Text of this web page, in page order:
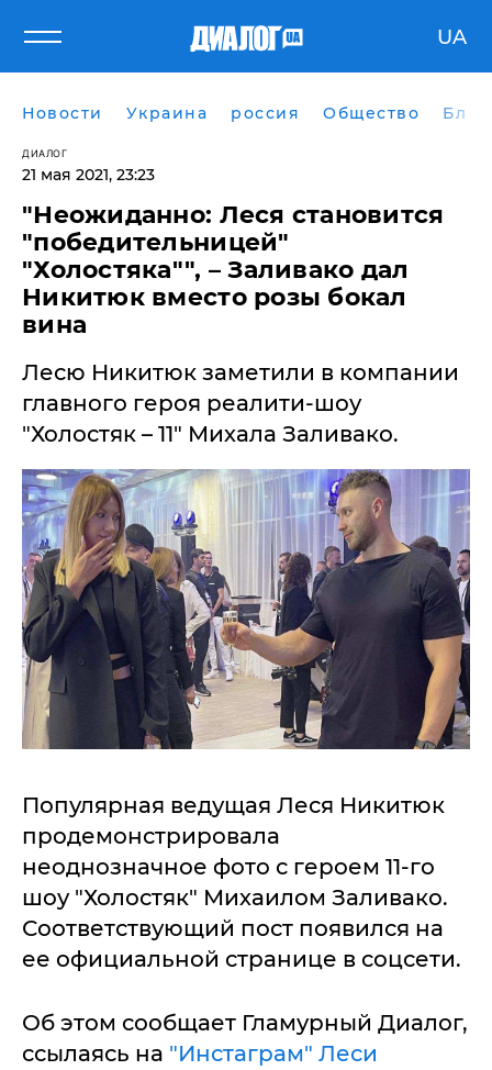
UA
Новости Украина россия Общество
ДИАЛОГ
21 мая 2021, 23:23
"Неожиданно: Леся становится
"победительницей"
"Холостяка"", – Заливако дал
Никитюк вместо розы бокал
вина
Лесю Никитюк заметили в компании
главного героя реалити-шоу
"Холостяк – 11" Михала Заливако.
Популярная ведущая Леся Никитюк
продемонстрировала
неоднозначное фото с героем 11-го
шоу "Холостяк" Михаилом Заливако.
Соответствующий пост появился на
ее официальной странице в соцсети.
Об этом сообщает Гламурный Диалог,
ссылаясь на "Инстаграм" Леси